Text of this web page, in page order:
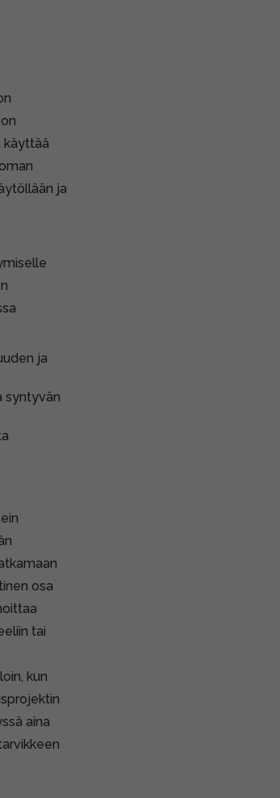
käyttää
ja
ja
syntyvän
osa
tai
kun
aina